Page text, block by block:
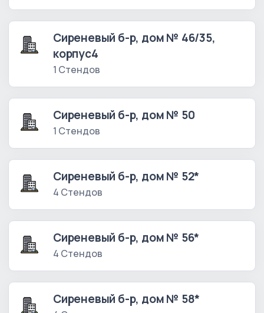
Сиреневый б-р, дом № 46/35,
корпус4
1 Стендов
Сиреневый б-р, дом № 50
1 Стендов
Сиреневый б-р, дом № 52*
4 Стендов
Сиреневый б-р, дом № 56*
4 Стендов
Сиреневый б-р, дом № 58*